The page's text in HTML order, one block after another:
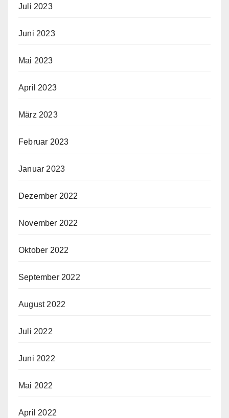
Juli 2023
Juni 2023
Mai 2023
April 2023
März 2023
Februar 2023
Januar 2023
Dezember 2022
November 2022
Oktober 2022
September 2022
August 2022
Juli 2022
Juni 2022
Mai 2022
April 2022